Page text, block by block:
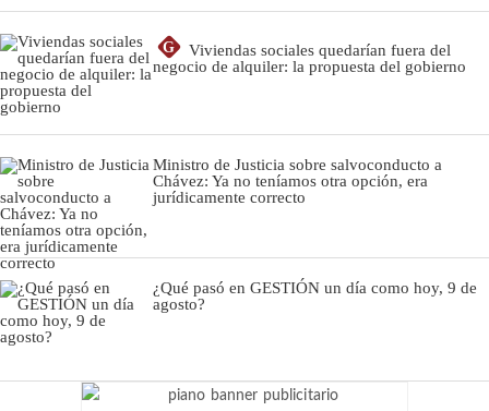
G
Viviendas sociales quedarían fuera del
negocio de alquiler: la propuesta del gobierno
Ministro de Justicia sobre salvoconducto a
Chávez: Ya no teníamos otra opción, era
jurídicamente correcto
¿Qué pasó en GESTIÓN un día como hoy, 9 de
agosto?